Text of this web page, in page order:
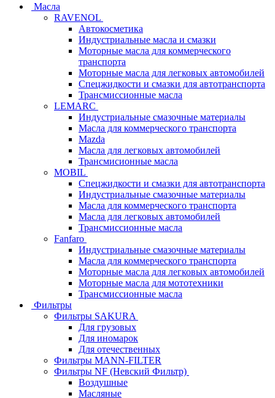
Масла
RAVENOL
Автокосметика
Индустриальные масла и смазки
Моторные масла для коммерческого
транспорта
Моторные масла для легковых автомобилей
Спецжидкости и смазки для автотранспорта
Трансмиссионные масла
LEMARC
Индустриальные смазочные материалы
Масла для коммерческого транспорта
Mazda
Масла для легковых автомобилей
Трансмисионные масла
MOBIL
Cпецжидкости и смазки для автотранспорта
Индустриальные смазочные материалы
Масла для коммерческого транспорта
Масла для легковых автомобилей
Трансмиссионные масла
Fanfaro
Индустриальные смазочные материалы
Масла для коммерческого транспорта
Моторные масла для легковых автомобилей
Моторные масла для мототехники
Трансмиссионные масла
Фильтры
Фильтры SAKURA
Для грузовых
Для иномарок
Для отечественных
Фильтры MANN-FILTER
Фильтры NF (Невский Фильтр)
Воздушные
Масляные